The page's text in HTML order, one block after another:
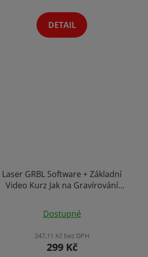
z
DETAIL
Laser GRBL Software + Základní
Video Kurz Jak na Gravírování
LaserGrbl Program pro Laserové
Gravírování Windows Linux
Dostupné
247,11 Kč bez DPH
299 Kč